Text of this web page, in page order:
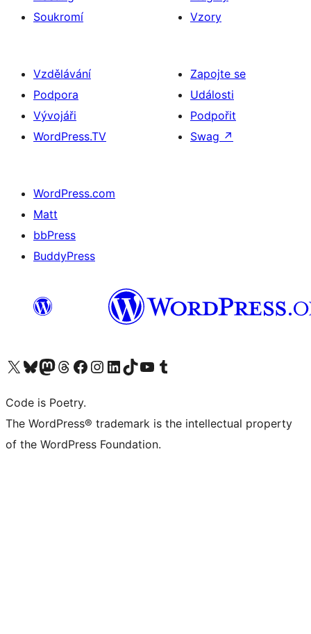
Soukromí
Vzory
Vzdělávání
Podpora
Vývojáři
WordPress.TV
Zapojte se
Události
Podpořit
Swag ↗
WordPress.com
Matt
bbPress
BuddyPress
Navštivte náš účet na X (dříve Twitter)
Navštivte náš Bluesky účetNavštivte náš účet Mastodon
Navštivte náš Threads účetNavštivte naši stránku na Facebooku
Navštivte náš Instagram účetNavštivte náš LinkedIn účetNavštivte náš TikTok účetNavštivte náš YouTube kanálNavštivte náš Tumblr účet
Code is Poetry.
The WordPress® trademark is the intellectual property
of the WordPress Foundation.